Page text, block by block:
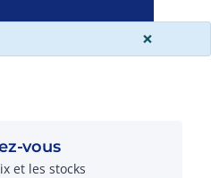
×
vous
et les stocks